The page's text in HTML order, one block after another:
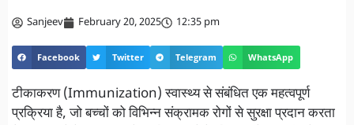
Sanjeev February 20, 2025 12:35 pm
Facebook Twitter Telegram WhatsApp
टीकाकरण (Immunization) स्वास्थ्य से संबंधित एक महत्वपूर्ण
प्रक्रिया है, जो बच्चों को विभिन्न संक्रामक रोगों से सुरक्षा प्रदान करता